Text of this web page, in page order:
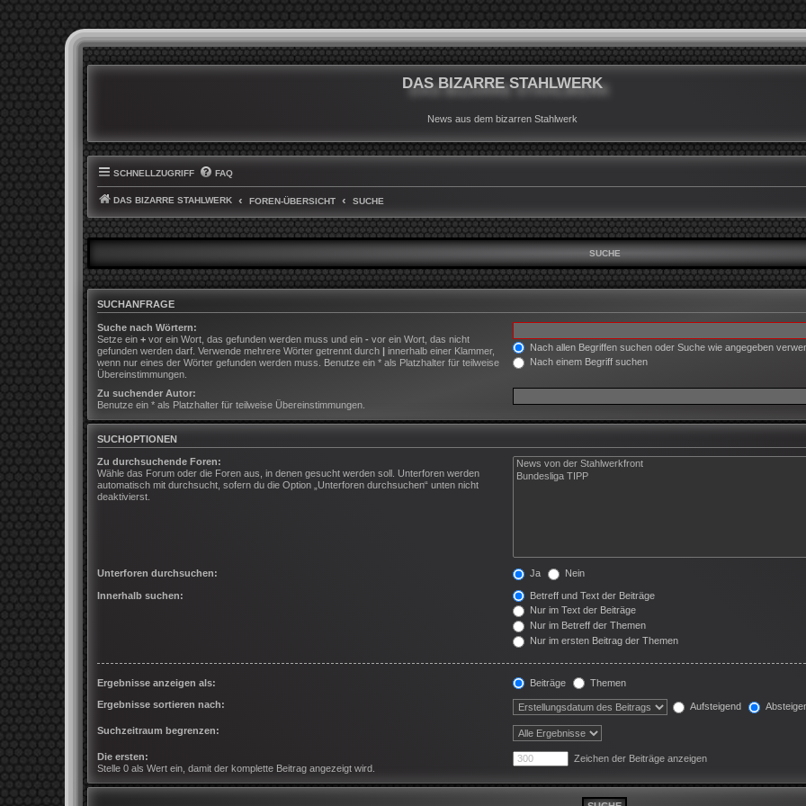
DAS BIZARRE STAHLWERK
News aus dem bizarren Stahlwerk
SCHNELLZUGRIFF FAQ
DAS BIZARRE STAHLWERK FOREN-ÜBERSICHT SUCHE
SUCHE
SUCHANFRAGE
Suche nach Wörtern:
Setze ein + vor ein Wort, das gefunden werden muss und ein - vor ein Wort, das nicht
gefunden werden darf. Verwende mehrere Wörter getrennt durch | innerhalb einer Klammer,
wenn nur eines der Wörter gefunden werden muss. Benutze ein * als Platzhalter für teilweise
Übereinstimmungen.
Nach allen Begriffen suchen oder Suche wie angegeben
Nach einem Begriff suchen
Zu suchender Autor:
Benutze ein * als Platzhalter für teilweise Übereinstimmungen.
SUCHOPTIONEN
Zu durchsuchende Foren:
Wähle das Forum oder die Foren aus, in denen gesucht werden soll. Unterforen werden
automatisch mit durchsucht, sofern du die Option „Unterforen durchsuchen“ unten nicht
deaktivierst.
Unterforen durchsuchen: Ja Nein
Innerhalb suchen:
Betreff und Text der Beiträge
Nur im Text der Beiträge
Nur im Betreff der Themen
Nur im ersten Beitrag der Themen
Ergebnisse anzeigen als: Beiträge Themen
Ergebnisse sortieren nach: Aufsteigend
Suchzeitraum begrenzen:
Die ersten:
Stelle 0 als Wert ein, damit der komplette Beitrag angezeigt wird.
Zeichen der Beiträge anzeigen